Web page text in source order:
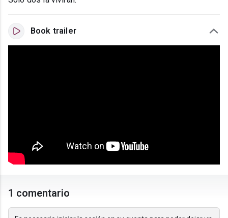
Book trailer
1 comentario